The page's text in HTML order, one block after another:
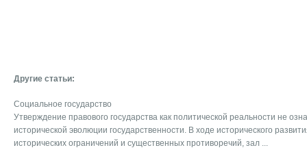
Другие статьи:
Социальное государство
Утверждение правового государства как политической реальности не
исторической эволюции государственности. В ходе исторического
исторических ограничений и существенных противоречий, зал ...